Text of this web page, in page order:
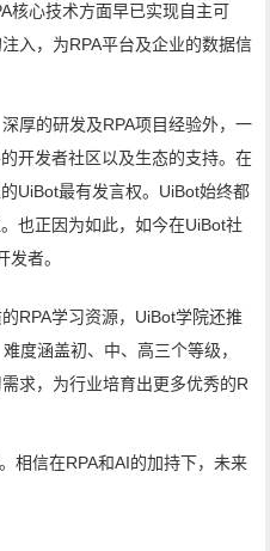
核心技术方面早已实现自主可
入，为RPA平台及企业的数据信
的研发及RPA项目经验外，一
开发者社区以及生态的支持。在
UiBot最有发言权。UiBot始终都
也正因为如此，如今在UiBot社
者。
学习资源，UiBot学院还推
度涵盖初、中、高三个等级，
求，为行业培育出更多优秀的R
信在RPA和AI的加持下，未来